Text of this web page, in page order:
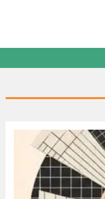
قرار گرفت
قرار گرفت